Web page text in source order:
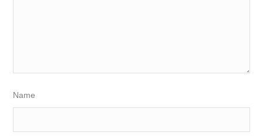
Name